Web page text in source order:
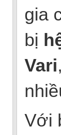
gia
bị
Vari
Với